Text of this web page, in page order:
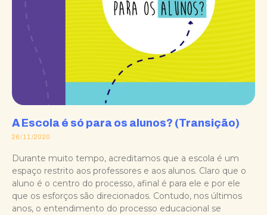
A Escola é só para os alunos? (Transição)
26/11/2020
Durante muito tempo, acreditamos que a escola é um
espaço restrito aos professores e aos alunos. Claro que o
aluno é o centro do processo, afinal é para ele e por ele
que os esforços são direcionados. Contudo, nos últimos
anos, o entendimento do processo educacional se